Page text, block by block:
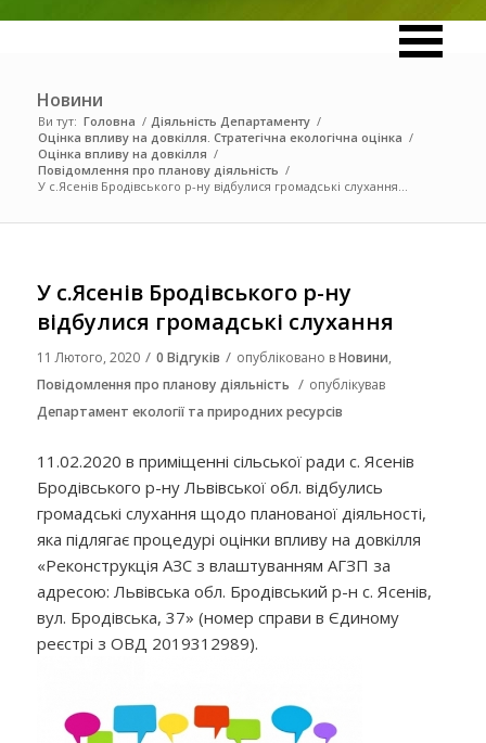
Новини
Ви тут: Головна / Діяльність Департаменту /
Оцінка впливу на довкілля. Стратегічна екологічна оцінка /
Оцінка впливу на довкілля /
Повідомлення про планову діяльність /
У с.Ясенів Бродівського р-ну відбулися громадські слухання...
У с.Ясенів Бродівського р-ну
відбулися громадські слухання
11 Лютого, 2020 / 0 Відгуків / опубліковано вНовини,
Повідомлення про планову діяльність / опублікував
Департамент екології та природних ресурсів
11.02.2020 в приміщенні сільської ради с. Ясенів
Бродівського р-ну Львівської обл. відбулись
громадські слухання щодо планованої діяльності,
яка підлягає процедурі оцінки впливу на довкілля
«Реконструкція АЗС з влаштуванням АГЗП за
адресою: Львівська обл. Бродівський р-н с. Ясенів,
вул. Бродівська, 37» (номер справи в Єдиному
реєстрі з ОВД 2019312989).